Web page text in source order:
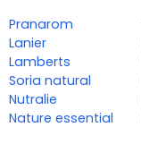
Pranarom
Lanier
Lamberts
Soria natural
Nutralie
Nature essential